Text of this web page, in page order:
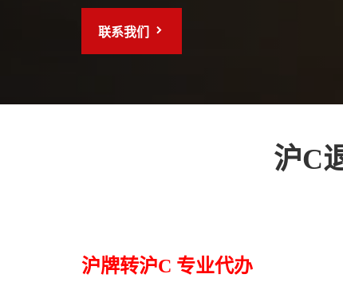
联系我们
沪C
沪牌转沪C 专业代办